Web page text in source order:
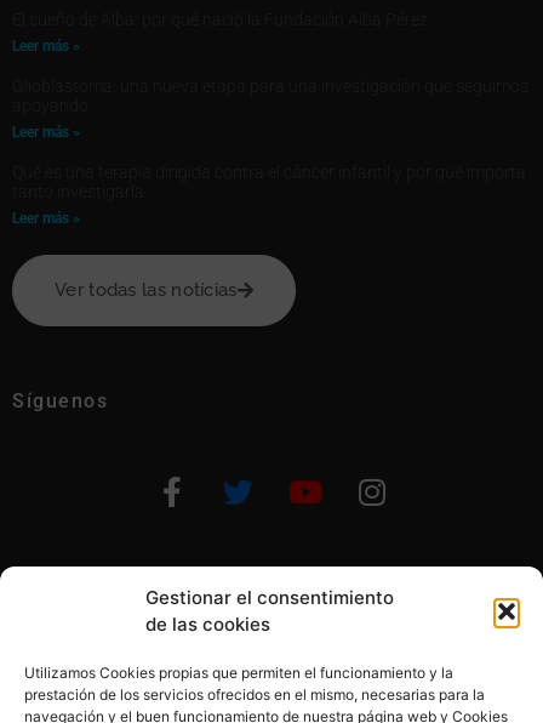
Gestionar el consentimiento
de las cookies
Utilizamos Cookies propias que permiten el funcionamiento y la
prestación de los servicios ofrecidos en el mismo, necesarias para la
navegación y el buen funcionamiento de nuestra página web y Cookies
Leer más »
Leer más »
Leer más »
Ver todas las notícias
Síguenos
Otras formas de ayudar